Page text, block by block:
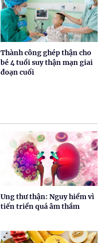
Thành công ghép thận cho
bé 4 tuổi suy thận mạn giai
đoạn cuối
Ung thư thận: Nguy hiểm vì
tiến triển quá âm thầm